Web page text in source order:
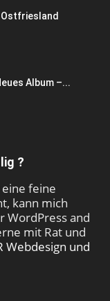
Ostfriesland
Album –...
?
feine
kann mich
WordPress and
mit Rat und
Webdesign und